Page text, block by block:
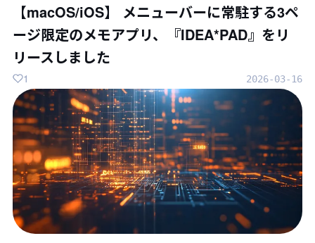
【macOS/iOS】 メニューバーに常駐する3ペ
ージ限定のメモアプリ、『IDEA*PAD』をリ
リースしました
2026-03-16
1